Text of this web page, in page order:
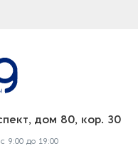
дом 80, кор. 30
9:00 до 19:00